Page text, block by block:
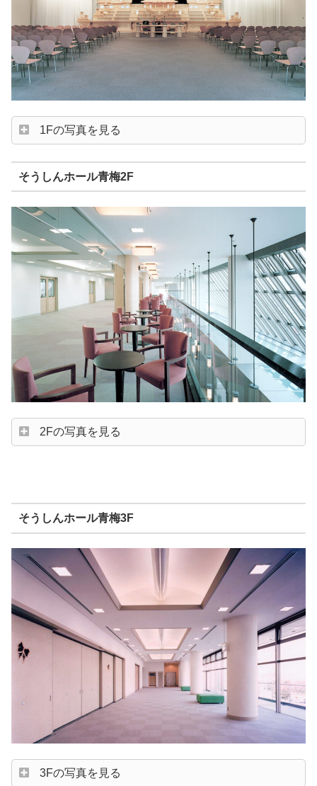
1Fの写真を見る
そうしんホール青梅2F
2Fの写真を見る
そうしんホール青梅3F
3Fの写真を見る